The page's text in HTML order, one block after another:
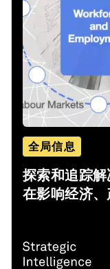
全局信息
探索和追踪
在影响经济